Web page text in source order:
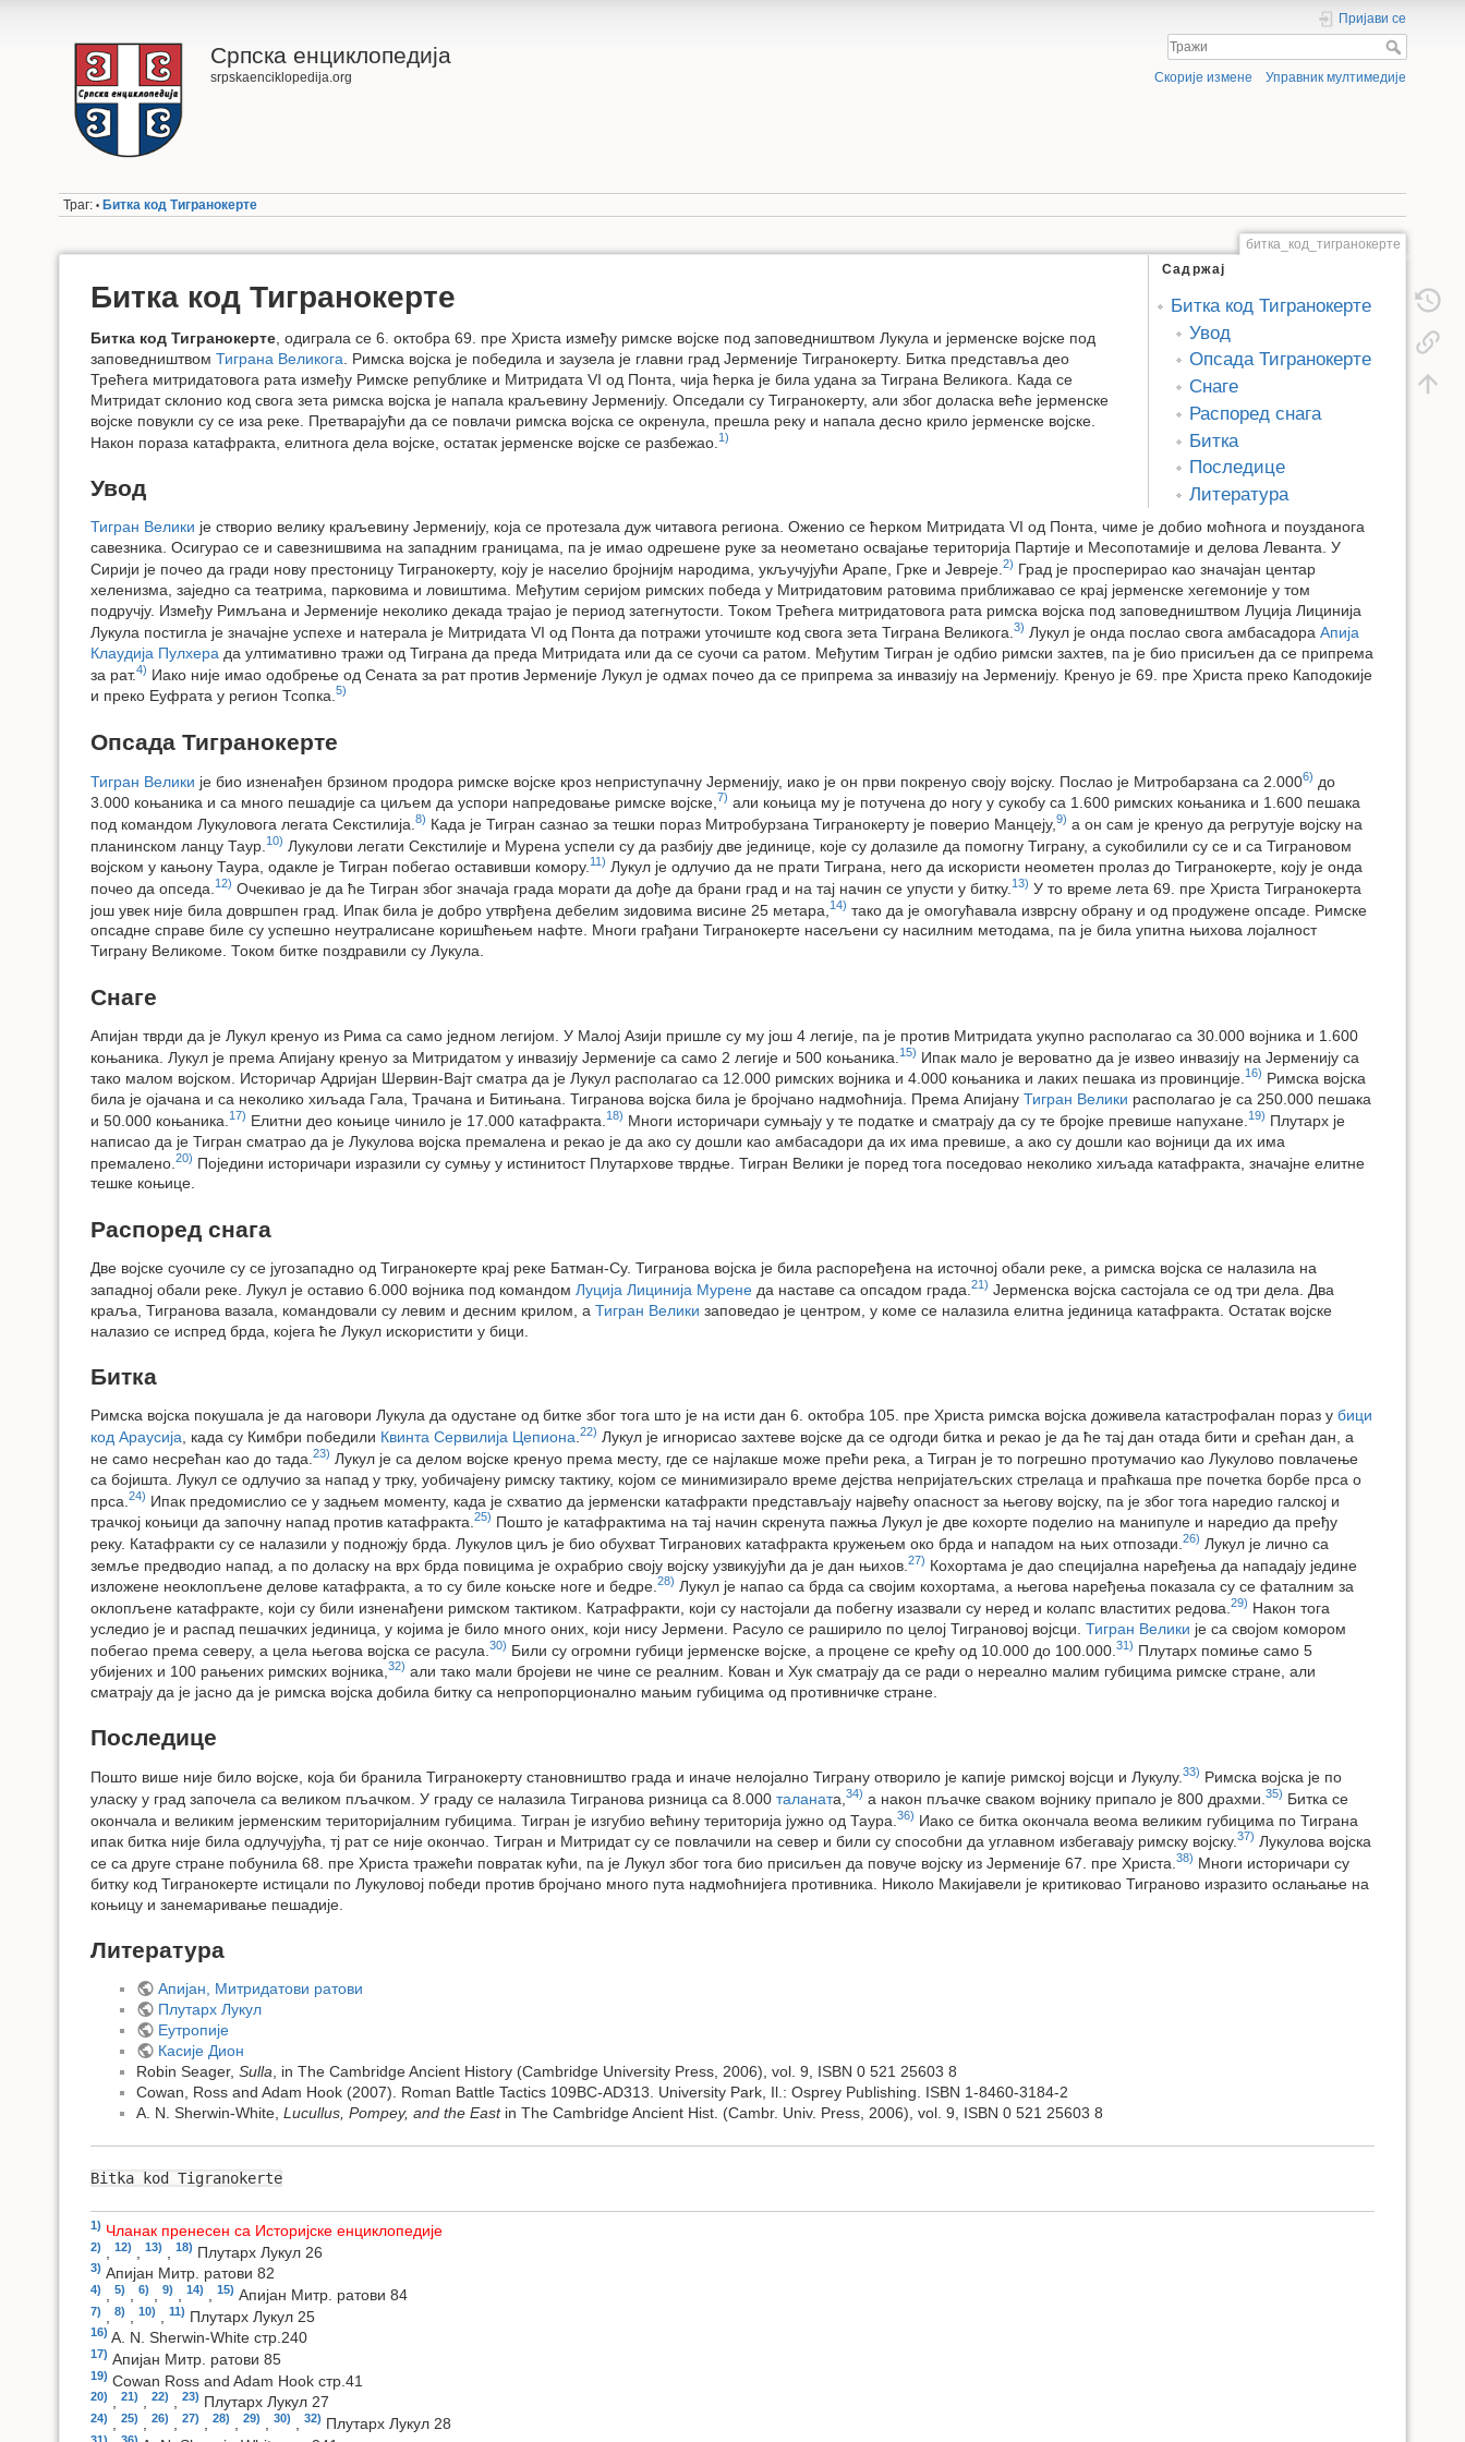
Српска енциклопедија
srpskaenciklopedija.org
Пријави се
Скорије измене Управник мултимедије
Траг: • Битка код Тигранокерте
битка_код_тигранокерте
Садржај
Битка код Тигранокерте
Увод
Опсада Тигранокерте
Снаге
Распоред снага
Битка
Последице
Литература
Битка код Тигранокерте
Битка код Тигранокерте, одиграла се 6. октобра 69. пре Христа између римске војске под заповедништвом Лукула и јерменске војске под
заповедништвом Тиграна Великога. Римска војска је победила и заузела је главни град Јерменије Тигранокерту. Битка представља део
Трећега митридатовога рата између Римске републике и Митридата VI од Понта, чија ћерка је била удана за Тиграна Великога. Када се
Митридат склонио код свога зета римска војска је напала краљевину Јерменију. Опседали су Тигранокерту, али због доласка веће јерменске
војске повукли су се иза реке. Претварајући да се повлачи римска војска се окренула, прешла реку и напала десно крило јерменске војске.
Након пораза катафракта, елитнога дела војске, остатак јерменске војске се разбежао. 1)
Увод
Тигран Велики је створио велику краљевину Јерменију, која се протезала дуж читавога региона. Оженио се ћерком Митридата VI од Понта, чиме је добио моћнога и поузданога
савезника. Осигурао се и савезнишвима на западним границама, па је имао одрешене руке за неометано освајање територија Партије и Месопотамије и делова Леванта. У
Сирији је почео да гради нову престоницу Тигранокерту, коју је населио бројнијм народима, укључујући Арапе, Грке и Јевреје. 2) Град је просперирао као значајан центар
хеленизма, заједно са театрима, парковима и ловиштима. Међутим серијом римских победа у Митридатовим ратовима приближавао се крај јерменске хегемоније у том
подручју. Између Римљана и Јерменије неколико декада трајао је период затегнутости. Током Трећега митридатовога рата римска војска под заповедништвом Луција Лицинија
Лукула постигла је значајне успехе и натерала је Митридата VI од Понта да потражи уточиште код свога зета Тиграна Великога. 3) Лукул је онда послао свога амбасадора Апија
Клаудија Пулхера да ултимативно тражи од Тиграна да преда Митридата или да се суочи са ратом. Међутим Тигран је одбио римски захтев, па је био присиљен да се припрема
за рат.4) Иако није имао одобрење од Сената за рат против Јерменије Лукул је одмах почео да се припрема за инвазију на Јерменију. Кренуо је 69. пре Христа преко Каподокије
и преко Еуфрата у регион Тсопка. 5)
Опсада Тигранокерте
Тигран Велики је био изненађен брзином продора римске војске кроз неприступачну Јерменију, иако је он први покренуо своју војску. Послао је Митробарзана са 2.0006) до
3.000 коњаника и са много пешадије са циљем да успори напредовање римске војске, 7) али коњица му је потучена до ногу у сукобу са 1.600 римских коњаника и 1.600 пешака
под командом Лукуловога легата Секстилија. 8) Када је Тигран сазнао за тешки пораз Митробурзана Тигранокерту је поверио Манцеју, 9) а он сам је кренуо да регрутује војску на
планинском ланцу Таур. 10) Лукулови легати Секстилије и Мурена успели су да разбију две јединице, које су долазиле да помогну Тиграну, а сукобилили су се и са Тиграновом
војском у кањону Таура, одакле је Тигран побегао оставивши комору. 11) Лукул је одлучио да не прати Тиграна, него да искористи неометен пролаз до Тигранокерте, коју је онда
почео да опседа. 12) Очекивао је да ће Тигран због значаја града морати да дође да брани град и на тај начин се упусти у битку. 13) У то време лета 69. пре Христа Тигранокерта
још увек није била довршпен град. Ипак била је добро утврђена дебелим зидовима висине 25 метара, 14) тако да је омогућавала изврсну обрану и од продужене опсаде. Римске
опсадне справе биле су успешно неутралисане коришћењем нафте. Многи грађани Тигранокерте насељени су насилним методама, па је била упитна њихова лојалност
Тиграну Великоме. Током битке поздравили су Лукула.
Снаге
Апијан тврди да је Лукул кренуо из Рима са само једном легијом. У Малој Азији пришле су му још 4 легије, па је против Митридата укупно располагао са 30.000 војника и 1.600
коњаника. Лукул је према Апијану кренуо за Митридатом у инвазију Јерменије са само 2 легије и 500 коњаника. 15) Ипак мало је вероватно да је извео инвазију на Јерменију са
тако малом војском. Историчар Адријан Шервин-Вајт сматра да је Лукул располагао са 12.000 римских војника и 4.000 коњаника и лаких пешака из провинције. 16) Римска војска
била је ојачана и са неколико хиљада Гала, Трачана и Битињана. Тигранова војска била је бројчано надмоћнија. Према Апијану Тигран Велики располагао је са 250.000 пешака
и 50.000 коњаника. 17) Елитни део коњице чинило је 17.000 катафракта. 18) Многи историчари сумњају у те податке и сматрају да су те бројке превише напухане. 19) Плутарх је
написао да је Тигран сматрао да је Лукулова војска премалена и рекао је да ако су дошли као амбасадори да их има превише, а ако су дошли као војници да их има
премалено. 20) Поједини историчари изразили су сумњу у истинитост Плутархове тврдње. Тигран Велики је поред тога поседовао неколико хиљада катафракта, значајне елитне
тешке коњице.
Распоред снага
Две војске суочиле су се југозападно од Тигранокерте крај реке Батман-Су. Тигранова војска је била распоређена на источној обали реке, а римска војска се налазила на
западној обали реке. Лукул је оставио 6.000 војника под командом Луција Лицинија Мурене да наставе са опсадом града. 21) Јерменска војска састојала се од три дела. Два
краља, Тигранова вазала, командовали су левим и десним крилом, а Тигран Велики заповедао је центром, у коме се налазила елитна јединица катафракта. Остатак војске
налазио се испред брда, којега ће Лукул искористити у бици.
Битка
Римска војска покушала је да наговори Лукула да одустане од битке због тога што је на исти дан 6. октобра 105. пре Христа римска војска доживела катастрофалан пораз у бици
код Араусија , када су Кимбри победили Квинта Сервилија Цепиона 22) Лукул је игнорисао захтеве војске да се одгоди битка и рекао је да ће тај дан отада бити и срећан дан, а
не само несрећан као до тада. 23) Лукул је са делом војске кренуо према месту, где се најлакше може прећи река, а Тигран је то погрешно протумачио као Лукулово повлачење
са бојишта. Лукул се одлучио за напад у трку, уобичајену римску тактику, којом се минимизирало време дејства непријатељских стрелаца и праћкаша пре почетка борбе прса о
прса. 24) Ипак предомислио се у задњем моменту, када је схватио да јерменски катафракти представљају највећу опасност за његову војску, па је због тога наредио галској и
трачкој коњици да започну напад против катафракта. 25) Пошто је катафрактима на тај начин скренута пажња Лукул је две кохорте поделио на манипуле и наредио да пређу
реку. Катафракти су се налазили у подножју брда. Лукулов циљ је био обухват Тигранових катафракта кружењем око брда и нападом на њих отпозади. 26) Лукул је лично са
земље предводио напад, а по доласку на врх брда повицима је охрабрио своју војску узвикујући да је дан њихов. 27) Кохортама је дао специјална наређења да нападају једине
изложене неоклопљене делове катафракта, а то су биле коњске ноге и бедре. 28) Лукул је напао са брда са својим кохортама, а његова наређења показала су се фаталним за
оклопљене катафракте, који су били изненађени римском тактиком. Катрафракти, који су настојали да побегну изазвали су неред и колапс властитих редова. 29) Након тога
уследио је и распад пешачких јединица, у којима је било много оних, који нису Јермени. Расуло се раширило по целој Тиграновој војсци. Тигран Велики је са својом комором
побегао према северу, а цела његова војска се расула. 30) Били су огромни губици јерменске војске, а процене се крећу од 10.000 до 100.000. 31) Плутарх помиње само 5
убијених и 100 рањених римских војника, 32) али тако мали бројеви не чине се реалним. Кован и Хук сматрају да се ради о нереално малим губицима римске стране, али
сматрају да је јасно да је римска војска добила битку са непропорционално мањим губицима од противничке стране.
Последице
Пошто више није било војске, која би бранила Тигранокерту становништво града и иначе нелојално Тиграну отворило је капије римској војсци и Лукулу. 33) Римска војска је по
уласку у град започела са великом пљачком. У граду се налазила Тигранова ризница са 8.000 таланата, 34) а након пљачке сваком војнику припало је 800 драхми. 35) Битка се
окончала и великим јерменским територијалним губицима. Тигран је изгубио већину територија јужно од Таура. 36) Иако се битка окончала веома великим губицима по Тиграна
ипак битка није била одлучујућа, тј рат се није окончао. Тигран и Митридат су се повлачили на север и били су способни да углавном избегавају римску војску. 37) Лукулова војска
се са друге стране побунила 68. пре Христа тражећи повратак кући, па је Лукул због тога био присиљен да повуче војску из Јерменије 67. пре Христа. 38) Многи историчари су
битку код Тигранокерте истицали по Лукуловој победи против бројчано много пута надмоћнијега противника. Николо Макијавели је критиковао Тиграново изразито ослањање на
коњицу и занемаривање пешадије.
Литература
Апијан, Митридатови ратови
Плутарх Лукул
Еутропије
Касије Дион
Robin Seager, Sulla, in The Cambridge Ancient History (Cambridge University Press, 2006), vol. 9, ISBN 0 521 25603 8
Cowan, Ross and Adam Hook (2007). Roman Battle Tactics 109BC-AD313. University Park, Il.: Osprey Publishing. ISBN 1-8460-3184-2
A. N. Sherwin-White, Lucullus, Pompey, and the Eastin The Cambridge Ancient Hist. (Cambr. Univ. Press, 2006), vol. 9, ISBN 0 521 25603 8
Bitka kod Tigranokerte
1) Чланак пренесен са Историјске енциклопедије
2) 12) 13) 18) Плутарх Лукул 26
3) Апијан Митр. ратови 82
4) 5) 6) 9) 14) 15) Апијан Митр. ратови 84
7) 8) 10) 11) Плутарх Лукул 25
16) A. N. Sherwin-White стр.240
17) Апијан Митр. ратови 85
19) Cowan Ross and Adam Hook стр.41
20) 21) 22) 23) Плутарх Лукул 27
24) 25) 26) 27) 28) 29) 30) 32) Плутарх Лукул 28
31) 36)